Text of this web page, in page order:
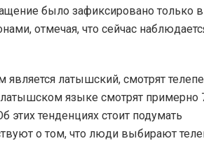
было зафиксировано только в
отмечая, что сейчас
латышский, смотрят
языке смотрят примерно
тенденциях стоит подумать
о том, что люди выбирают